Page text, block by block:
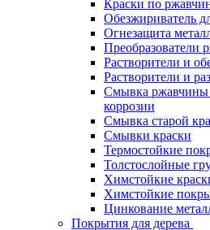
Краски по
Обезжириватель
Огнезащита
Преобразователи
Растворители и
Растворители и
Смывка ржавчины
коррозии
Смывка старой
Смывки краски
Термостойкие
Толстослойные
Химстойкие
Химстойкие
Цинкование
Покрытия для дерева